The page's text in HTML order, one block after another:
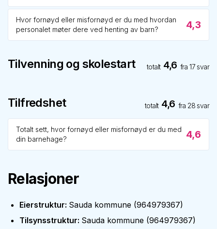
Hvor fornøyd eller misfornøyd er du med hvordan
personalet møter dere ved henting av barn?
4,3
Tilvenning og skolestart totalt 4,6 fra17 svar
Tilfredshet totalt 4,6 fra 28 svar
Totalt sett, hvor fornøyd eller misfornøyd er du med
din barnehage?
4,6
Relasjoner
Eierstruktur: Sauda kommune (964979367)
Tilsynsstruktur: Sauda kommune (964979367)